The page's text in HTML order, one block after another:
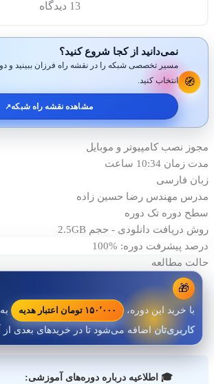
13 دیدگاه
🧭
نمی‌دانید از کجا شروع کنید؟
مسیر تخصصی شبکه را در نقشه راه فرزان ببینید و
انتخاب کنید.
مشاهده نقشه راه شبکه↗️
مجوز نصب کامپیوتر و موبایل
مدت زمان 10:34 ساعت
زبان فارسی
مدرس مهندس رضا حسين زاده
سطح دوره تک دوره
روش دریافت دانلودی - حجم 2.5GB
درصد پیشرفت دوره: %100
حالت مطالعه
🎁
با خرید این دوره، ۱۵۰٬۰۰۰ تومان اعتبار هدیه
کاربری‌تاناضافه می‌شود تا در خریدهای بعدی از
🎓 اطلاعیه درباره دوره‌های آموزشی: